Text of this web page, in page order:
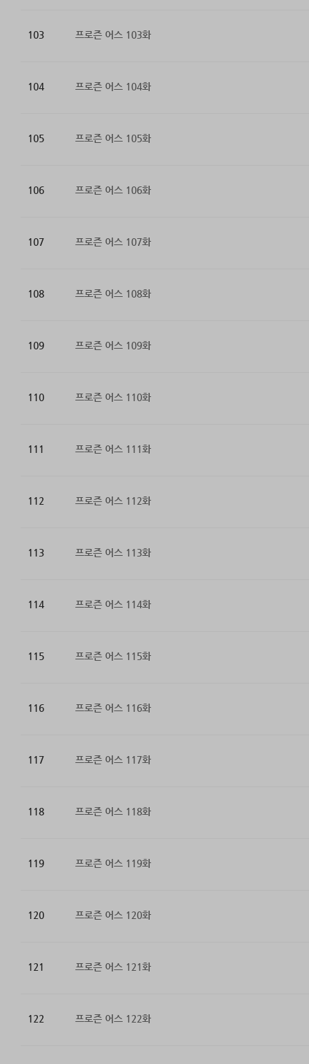
103 프로즌 어스 103화
104 프로즌 어스 104화
105 프로즌 어스 105화
106 프로즌 어스 106화
107 프로즌 어스 107화
108 프로즌 어스 108화
109 프로즌 어스 109화
110 프로즌 어스 110화
111 프로즌 어스 111화
112 프로즌 어스 112화
113 프로즌 어스 113화
114 프로즌 어스 114화
115 프로즌 어스 115화
116 프로즌 어스 116화
117 프로즌 어스 117화
118 프로즌 어스 118화
119 프로즌 어스 119화
120 프로즌 어스 120화
121 프로즌 어스 121화
122 프로즌 어스 122화